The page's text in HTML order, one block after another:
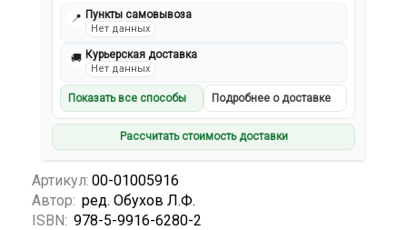
📍 Пункты самовывоза
Нет данных
🚚 Курьерская доставка
Нет данных
Показать все способы Подробнее о доставке
Рассчитать стоимость доставки
Артикул: 00-01005916
Автор: ред. Обухов Л.Ф.
ISBN: 978-5-9916-6280-2